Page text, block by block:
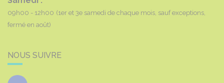
09h00 - 12h00 (1er et 3e samedi de chaque mois, sauf exceptions,
fermé en août)
NOUS SUIVRE